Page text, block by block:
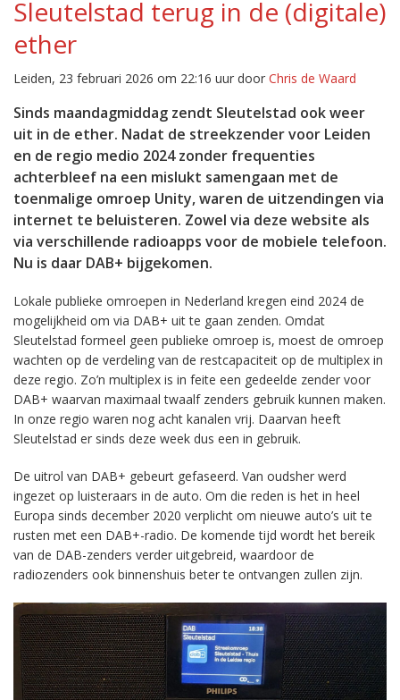
Sleutelstad terug in de (digitale)
ether
Leiden, 23 februari 2026 om 22:16 uur door Chris de Waard
Sinds maandagmiddag zendt Sleutelstad ook weer
uit in de ether. Nadat de streekzender voor Leiden
en de regio medio 2024 zonder frequenties
achterbleef na een mislukt samengaan met de
toenmalige omroep Unity, waren de uitzendingen via
internet te beluisteren. Zowel via deze website als
via verschillende radioapps voor de mobiele telefoon.
Nu is daar DAB+ bijgekomen.
Lokale publieke omroepen in Nederland kregen eind 2024 de
mogelijkheid om via DAB+ uit te gaan zenden. Omdat
Sleutelstad formeel geen publieke omroep is, moest de omroep
wachten op de verdeling van de restcapaciteit op de multiplex in
deze regio. Zo’n multiplex is in feite een gedeelde zender voor
DAB+ waarvan maximaal twaalf zenders gebruik kunnen maken.
In onze regio waren nog acht kanalen vrij. Daarvan heeft
Sleutelstad er sinds deze week dus een in gebruik.
De uitrol van DAB+ gebeurt gefaseerd. Van oudsher werd
ingezet op luisteraars in de auto. Om die reden is het in heel
Europa sinds december 2020 verplicht om nieuwe auto’s uit te
rusten met een DAB+-radio. De komende tijd wordt het bereik
van de DAB-zenders verder uitgebreid, waardoor de
radiozenders ook binnenshuis beter te ontvangen zullen zijn.